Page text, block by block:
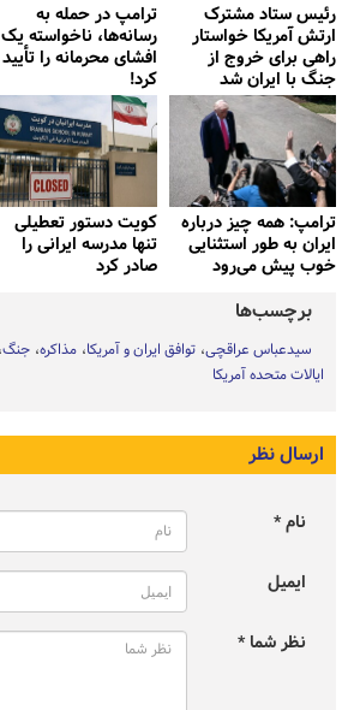
رئیس ستاد مشترک
ارتش آمریکا خواستار
راهی برای خروج از
جنگ با ایران شد
ترامپ در حمله‌ به
رسانه‌ها، ناخواسته یک
افشای محرمانه را تأیید
کرد!
ترامپ: همه چیز درباره
ایران به طور استثنایی
خوب پیش می‌رود
کویت دستور تعطیلی
تنها مدرسه ایرانی را
صادر کرد
برچسب‌ها
سیدعباس عراقچی توافق ایران و آمریکا مذاکره جنگ
ایالات متحده آمریکا
ارسال نظر
نام *
ایمیل
نظر شما *